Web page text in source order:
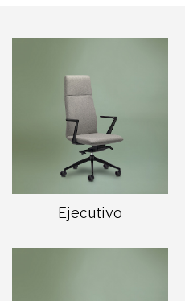
Ejecutivo